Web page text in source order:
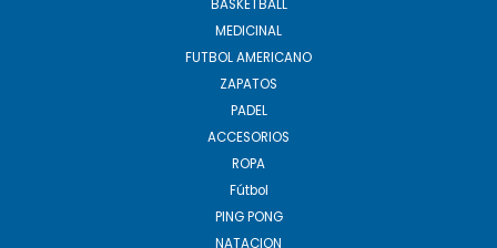
BASKETBALL
MEDICINAL
FUTBOL AMERICANO
ZAPATOS
PADEL
ACCESORIOS
ROPA
Fútbol
PING PONG
NATACION